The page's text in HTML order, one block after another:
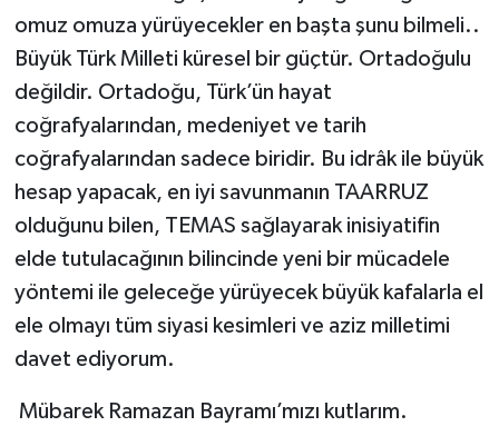
omuz omuza yürüyecekler en başta şunu bilmeli..
Büyük Türk Milleti küresel bir güçtür. Ortadoğulu
değildir. Ortadoğu, Türk’ün hayat
coğrafyalarından, medeniyet ve tarih
coğrafyalarından sadece biridir. Bu idrâk ile büyük
hesap yapacak, en iyi savunmanın TAARRUZ
olduğunu bilen, TEMAS sağlayarak inisiyatifin
elde tutulacağının bilincinde yeni bir mücadele
yöntemi ile geleceğe yürüyecek büyük kafalarla el
ele olmayı tüm siyasi kesimleri ve aziz milletimi
davet ediyorum.
Mübarek Ramazan Bayramı’mızı kutlarım.